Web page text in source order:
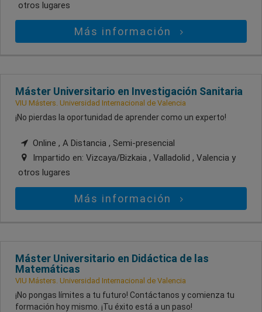
otros lugares
Más información
Máster Universitario en Investigación Sanitaria
VIU Másters. Universidad Internacional de Valencia
¡No pierdas la oportunidad de aprender como un experto!
Online , A Distancia , Semi-presencial
Impartido en: Vizcaya/Bizkaia , Valladolid , Valencia y
otros lugares
Más información
Máster Universitario en Didáctica de las
Matemáticas
VIU Másters. Universidad Internacional de Valencia
¡No pongas límites a tu futuro! Contáctanos y comienza tu
formación hoy mismo. ¡Tu éxito está a un paso!